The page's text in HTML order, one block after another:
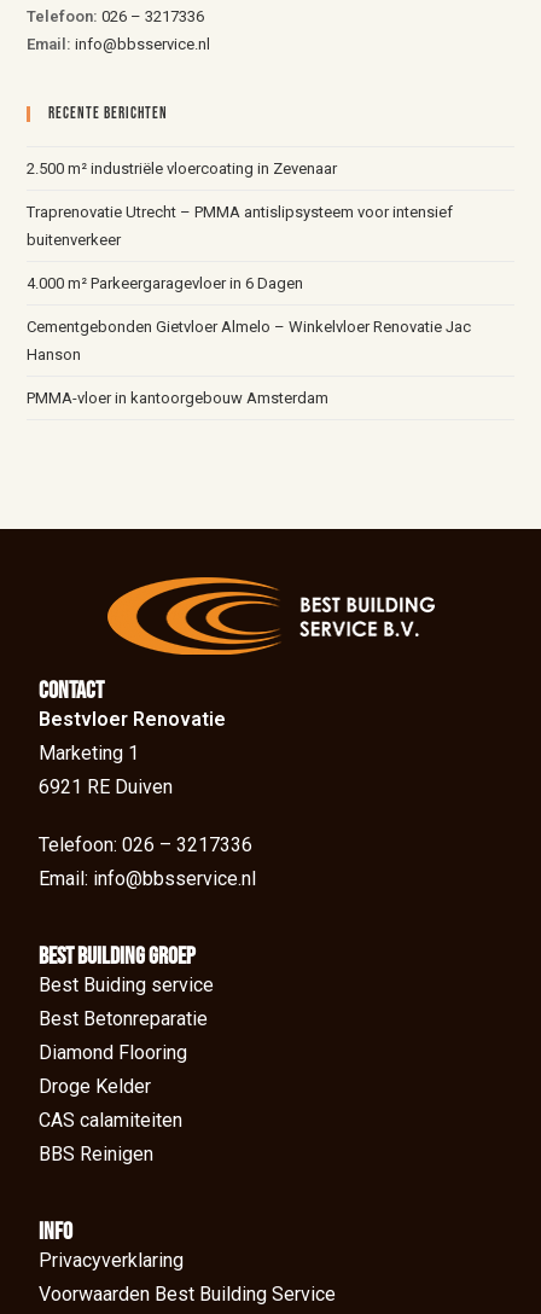
Telefoon:026 – 3217336
Email: info@bbsservice.nl
Recente Berichten
2.500 m² industriële vloercoating in Zevenaar
Traprenovatie Utrecht – PMMA antislipsysteem voor intensief
buitenverkeer
4.000 m² Parkeergaragevloer in 6 Dagen
Cementgebonden Gietvloer Almelo – Winkelvloer Renovatie Jac
Hanson
PMMA-vloer in kantoorgebouw Amsterdam
Contact
Bestvloer Renovatie
Marketing 1
6921 RE Duiven
Telefoon: 026 – 3217336
Email: info@bbsservice.nl
BEst Building groep
Best Buiding service
Best Betonreparatie
Diamond Flooring
Droge Kelder
CAS calamiteiten
BBS Reinigen
Info
Privacyverklaring
Voorwaarden Best Building Service